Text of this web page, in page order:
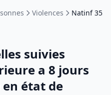
Violences Natinf
suivies
a 8 jours
état de